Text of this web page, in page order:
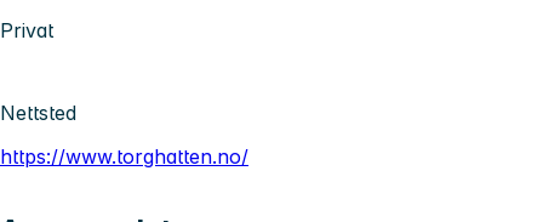
Privat
Nettsted
https://www.torghatten.no/